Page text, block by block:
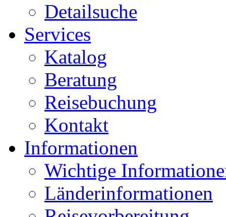
Detailsuche
Services
Katalog
Beratung
Reisebuchung
Kontakt
Informationen
Wichtige
Länderinformationen